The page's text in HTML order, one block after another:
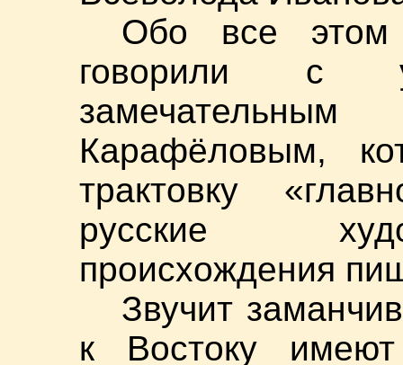
Обо все
говорили с
Карафёловым,
трактовку
русские
происхождения
Звучит
к Востоку имеют